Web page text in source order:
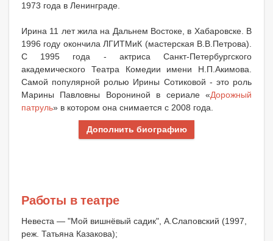
1973 года в Ленинграде.
Ирина 11 лет жила на Дальнем Востоке, в Хабаровске. В
1996 году окончила ЛГИТМиК (мастерская В.В.Петрова).
С 1995 года - актриса Санкт-Петербургского
академического Театра Комедии имени Н.П.Акимова.
Самой популярной ролью Ирины Сотиковой - это роль
Марины Павловны Ворониной в сериале «Дорожный
патруль» в котором она снимается с 2008 года.
Дополнить биографию
Работы в театре
Невеста — "Мой вишнёвый садик", А.Слаповский (1997,
реж. Татьяна Казакова);